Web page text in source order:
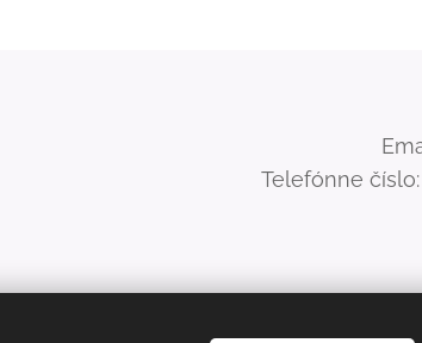
Telefónne číslo: